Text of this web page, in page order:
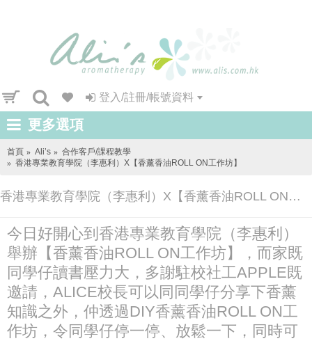
登入/註冊/帳號資料
更多選項
首頁 Ali’s
合作客戶/課程教學
香港專業教育學院（李惠利）X【香薰香油ROLL ON工作坊】
香港專業教育學院（李惠利）X【香薰香油ROLL ON工作坊】
今日好開心到香港專業教育學院（李惠利）
舉辦【香薰香油ROLL ON工作坊】，而家既
同學仔讀書壓力大，多謝駐校社工APPLE既
邀請，ALICE校長可以同同學仔分享下香薰
知識之外，仲透過DIY香薰香油ROLL ON工
作坊，令同學仔停一停、放鬆一下，同時可